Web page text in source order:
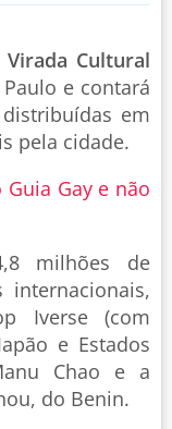
Virada Cultural
e contará
em
pela cidade.
Gay e não
milhões de
Iverse (com
e Estados
Chao e a
do Benin.